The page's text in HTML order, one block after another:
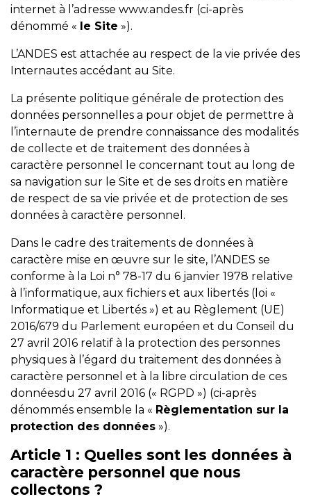
internet à l’adresse www.andes.fr (ci-après
dénommé « le Site »).
L’ANDES est attachée au respect de la vie privée des
Internautes accédant au Site.
La présente politique générale de protection des
données personnelles a pour objet de permettre à
l’internaute de prendre connaissance des modalités
de collecte et de traitement des données à
caractère personnel le concernant tout au long de
sa navigation sur le Site et de ses droits en matière
de respect de sa vie privée et de protection de ses
données à caractère personnel.
Dans le cadre des traitements de données à
caractère mise en œuvre sur le site, l’ANDES se
conforme à la Loi n° 78-17 du 6 janvier 1978 relative
à l’informatique, aux fichiers et aux libertés (loi «
Informatique et Libertés ») et au Règlement (UE)
2016/679 du Parlement européen et du Conseil du
27 avril 2016 relatif à la protection des personnes
physiques à l’égard du traitement des données à
caractère personnel et à la libre circulation de ces
donnéesdu 27 avril 2016 (« RGPD ») (ci-après
dénommés ensemble la « Règlementation sur la
protection des données »).
Article 1 : Quelles sont les données à
caractère personnel que nous
collectons ?